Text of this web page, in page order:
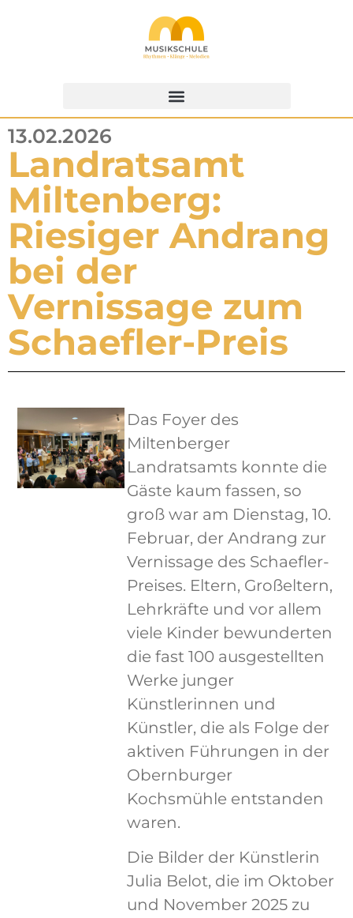
13.02.2026
Landratsamt
Miltenberg:
Riesiger Andrang
bei der
Vernissage zum
Schaefler-Preis
Das Foyer des
Miltenberger
Landratsamts konnte die
Gäste kaum fassen, so
groß war am Dienstag, 10.
Februar, der Andrang zur
Vernissage des Schaefler-
Preises. Eltern, Großeltern,
Lehrkräfte und vor allem
viele Kinder bewunderten
die fast 100 ausgestellten
Werke junger
Künstlerinnen und
Künstler, die als Folge der
aktiven Führungen in der
Obernburger
Kochsmühle entstanden
waren.
Die Bilder der Künstlerin
Julia Belot, die im Oktober
und November 2025 zu